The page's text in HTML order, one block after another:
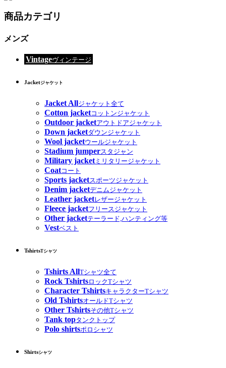
商品カテゴリ
メンズ
Vintageヴィンテージ
Jacketジャケット
Jacket Allジャケット全て
Cotton jacketコットンジャケット
Outdoor jacketアウトドアジャケット
Down jacketダウンジャケット
Wool jacketウールジャケット
Stadium jumperスタジャン
Military jacketミリタリージャケット
Coatコート
Sports jacketスポーツジャケット
Denim jacketデニムジャケット
Leather jacketレザージャケット
Fleece jacketフリースジャケット
Other jacketテーラード,ハンティング等
Vestベスト
TshirtsTシャツ
Tshirts AllTシャツ全て
Rock TshirtsロックTシャツ
Character TshirtsキャラクターTシャツ
Old TshirtsオールドTシャツ
Other Tshirtsその他Tシャツ
Tank topタンクトップ
Polo shirtsポロシャツ
Shirtsシャツ